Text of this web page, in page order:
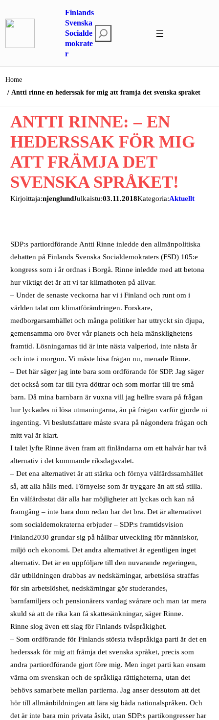
till
Finlands
Svenska
Socialde
mokrate
r
ö
Home
Antti rinne en hederssak for mig att framja det svenska spraket
ANTTI RINNE: – EN
HEDERSSAK FÖR MIG
ATT FRÄMJA DET
SVENSKA SPRÅKET!
Kirjoittaja:njenglundJulkaistu:03.11.2018Kategoria:Aktuellt
SDP:s partiordförande Antti Rinne inledde den allmänpolitiska
debatten på Finlands Svenska Socialdemokraters (FSD) 105:e
kongress som i år ordnas i Borgå. Rinne inledde med att betona
hur viktigt det är att vi tar klimathoten på allvar.
– Under de senaste veckorna har vi i Finland och runt om i
världen talat om klimatförändringen. Forskare,
medborgarsamhället och många politiker har uttryckt sin djupa,
gemensamma oro över vår planets och hela mänsklighetens
framtid. Lösningarnas tid är inte nästa valperiod, inte nästa år
och inte i morgon. Vi måste lösa frågan nu, menade Rinne.
– Det här säger jag inte bara som ordförande för SDP. Jag säger
det också som far till fyra döttrar och som morfar till tre små
barn. Då mina barnbarn är vuxna vill jag hellre svara på frågan
hur lyckades ni lösa utmaningarna, än på frågan varför gjorde ni
ingenting. Vi beslutsfattare måste svara på någondera frågan och
mitt val är klart.
I talet lyfte Rinne även fram att finländarna om ett halvår har två
alternativ i det kommande riksdagsvalet.
– Det ena alternativet är att stärka och förnya välfärdssamhället
så, att alla hålls med. Förnyelse som är tryggare än att stå stilla.
En välfärdsstat där alla har möjligheter att lyckas och kan nå
framgång – inte bara dom redan har det bra. Det är alternativet
som socialdemokraterna erbjuder – SDP:s framtidsvision
Finland2030 grundar sig på hållbar utveckling för människor,
miljö och ekonomi. Det andra alternativet är egentligen inget
alternativ. Det är en uppföljare till den nuvarande regeringen,
där utbildningen drabbas av nedskärningar, arbetslösa straffas
för sin arbetslöshet, nedskärningar gör studerandes,
barnfamiljers och pensionärers vardag svårare och man tar mera
skuld så att de rika kan få skattesänkningar, säger Rinne.
Rinne slog även ett slag för Finlands tvåspråkighet.
– Som ordförande för Finlands största tvåspråkiga parti är det en
hederssak för mig att främja det svenska språket, precis som
andra partiordförande gjort före mig. Men inget parti kan ensam
värna om svenskan och de språkliga rättigheterna, utan det
behövs samarbete mellan partierna. Jag anser dessutom att det
hör till allmänbildningen att lära sig båda nationalspråken. Och
det är inte bara min privata åsikt, utan SDP:s partikongresser har